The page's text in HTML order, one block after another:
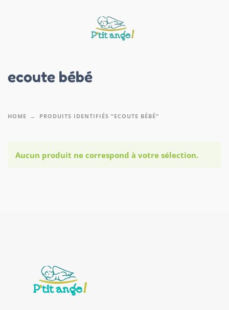
ecoute bébé
HOME PRODUITS IDENTIFIÉS “ECOUTE BÉBÉ”
Aucun produit ne correspond à votre sélection.